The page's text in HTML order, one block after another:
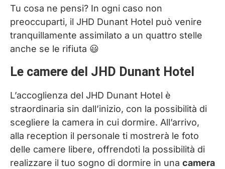
Tu cosa ne pensi? In ogni caso non
preoccuparti, il JHD Dunant Hotel può venire
tranquillamente assimilato a un quattro stelle
anche se le rifiuta 😃
Le camere del JHD Dunant Hotel
L’accoglienza del JHD Dunant Hotel è
straordinaria sin dall’inizio, con la possibilità di
scegliere la camera in cui dormire. All’arrivo,
alla reception il personale ti mostrerà le foto
delle camere libere, offrendoti la possibilità di
realizzare il tuo sogno di dormire in una camera